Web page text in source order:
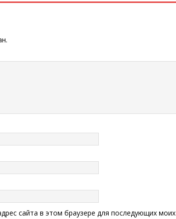
сайта в этом браузере для последующих моих